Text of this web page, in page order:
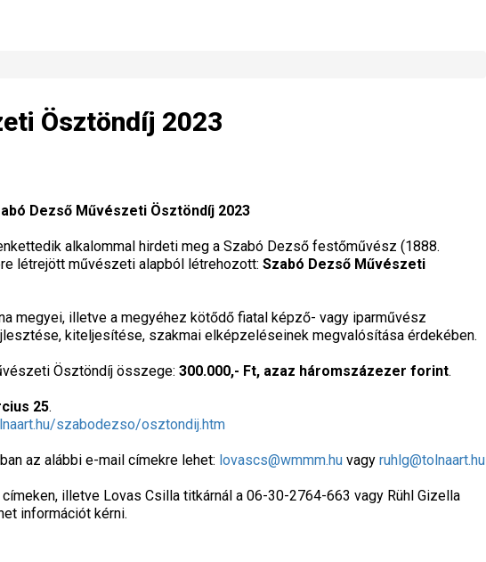
Ösztöndíj 2023
Dezső Művészeti Ösztöndíj 2023
alkalommal hirdeti meg a Szabó Dezső festőművész (1888.
létrejött művészeti alapból létrehozott: Szabó Dezső Művészeti
illetve a megyéhez kötődő fiatal képző- vagy iparművész
kiteljesítése, szakmai elképzeléseinek megvalósítása érdekében.
Ösztöndíj összege: 300.000,- Ft, azaz háromszázezer forint.
25.
szabodezso/osztondij.htm
az alábbi e-mail címekre lehet: lovascs@wmmm.hu vagy ruhlg@tolnaart.hu
illetve Lovas Csilla titkárnál a 06-30-2764-663 vagy Rühl Gizella
információt kérni.